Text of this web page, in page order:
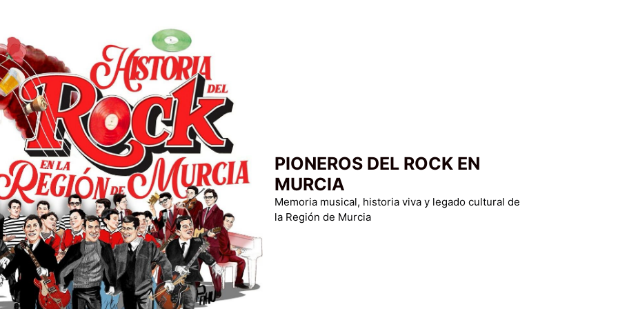
PIONEROS DEL ROCK EN
MURCIA
Memoria musical, historia viva y legado cultural de
la Región de Murcia